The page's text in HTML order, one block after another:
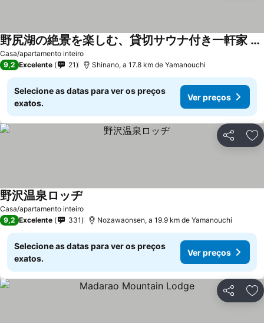
Casa/apartamento inteiro
野尻湖の絶景を楽しむ、貸切サウナ付き一軒家 Anoie（あの家）
9,2 Excelente 21 Shinano, a 17.8 km de Yamanouchi
Selecione as datas para ver os preços
exatos.
Ver preços
Partilhar
Casa/apartamento inteiro
野沢温泉ロッヂ
9,2 Excelente 331 Nozawaonsen, a 19.9 km de Yamanouchi
Selecione as datas para ver os preços
exatos.
Ver preços
Partilhar